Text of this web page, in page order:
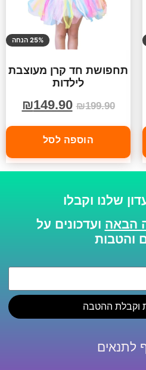
25% הנחה
תחפושת חד קרן מעוצבת
לילדות
₪199.90
₪149.90
הוספה לסל
שלנו וקבלו
ועדכונים על
והטבות
וקבלת ההטבה
לתנאים